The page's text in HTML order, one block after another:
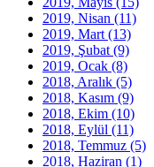
2019, Nisan (11)
2019, Mart (13)
2019, Şubat (9)
2019, Ocak (8)
2018, Aralık (5)
2018, Kasım (9)
2018, Ekim (10)
2018, Eylül (11)
2018, Temmuz (5)
2018, Haziran (1)